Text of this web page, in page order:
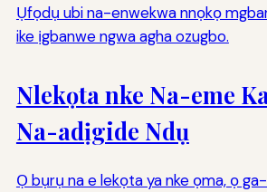
Ụfọdụ ubi na-enwekwa nnọkọ
ike ịgbanwe ngwa agha ozugbo.
Nlekọta nke Na-eme
Na-adịgide Ndụ
Ọ bụrụ na e lekọta ya nke ọma, ọ